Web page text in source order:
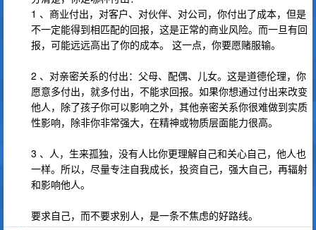
1 、商业付出，对客户、对伙伴、对公司，你付出了成本，但是
不一定能得到相匹配的回报，这是正常的商业风险。而一旦有回
报，可能远远高出了你的成本。 这一点，你要愿赌服输。
2 、对亲密关系的付出：父母、配偶、儿女。这是道德伦理，你
愿意多付出，就多付出，不能求回报。如果你想通过付出来改变
他人，除了孩子你可以影响之外，其他亲密关系你很难做到实质
性影响，除非你非常强大，在精神或物质层面能力很高。
3 、人，生来孤独，没有人比你更理解自己和关心自己，他人也
一样。所以，尽量专注自我成长，投资自己，强大自己，再辐射
和影响他人。
要求自己，而不要求别人，是一条不焦虑的好路线。